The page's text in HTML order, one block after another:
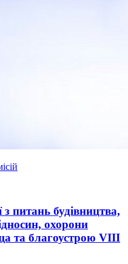
з питань будівництва,
охорони
та благоустрою VІIІ